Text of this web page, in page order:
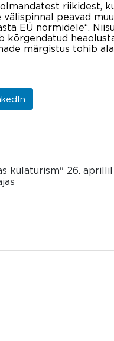
riikidest,
välispinnal peavad
EÜ normidele“.
kõrgendatud
märgistus tohib
külaturism" 26. aprillil